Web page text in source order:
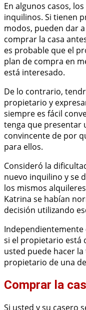
En algunos casos,
inquilinos. Si tienen
modos, pueden dar
comprar la casa
es probable que el
plan de compra en
está interesado.
De lo contrario,
propietario y
siempre es fácil
tenga que presentar
convincente de por
para ellos.
Consideró la
nuevo inquilino y se
los mismos
Katrina se habían
decisión utilizando
si el propietario está
usted puede hacer
propietario de una
Comprar la
Si usted y su casero